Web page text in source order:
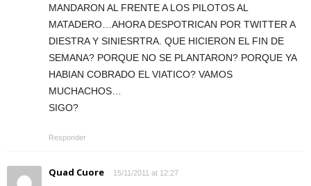
MANDARON AL FRENTE A LOS PILOTOS AL
MATADERO…AHORA DESPOTRICAN POR TWITTER A
DIESTRA Y SINIESRTRA. QUE HICIERON EL FIN DE
SEMANA? PORQUE NO SE PLANTARON? PORQUE YA
HABIAN COBRADO EL VIATICO? VAMOS
MUCHACHOS…
SIGO?
Responder
Quad Cuore 15/11/2011 at 12:27